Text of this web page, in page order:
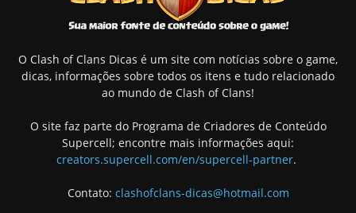
O Clash of Clans Dicas é um site com notícias sobre o game,
dicas, informações sobre todos os itens e tudo relacionado
ao mundo de Clash of Clans!
O site faz parte do Programa de Criadores de Conteúdo
Supercell; encontre mais informações aqui:
creators.supercell.com/en/supercell-partner.
Contato: clashofclans-dicas@hotmail.com